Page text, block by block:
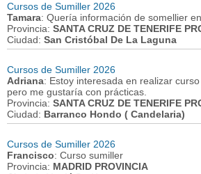
Cursos de Sumiller 2026
Tamara: Quería información de somellier
Provincia: SANTA CRUZ DE TENERIFE
Ciudad: San Cristóbal De La Laguna
Cursos de Sumiller 2026
Adriana: Estoy interesada en realizar
pero me gustaría con prácticas.
Provincia: SANTA CRUZ DE TENERIFE
Ciudad: Barranco Hondo ( Candelaria)
Cursos de Sumiller 2026
Francisco: Curso sumiller
Provincia: MADRID PROVINCIA